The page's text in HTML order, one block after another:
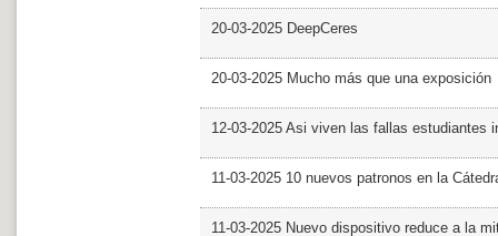
20-03-2025 DeepCeres
20-03-2025 Mucho más que una exposición
12-03-2025 Asi viven las fallas estudiantes
11-03-2025 10 nuevos patronos en la
11-03-2025 Nuevo dispositivo reduce a la